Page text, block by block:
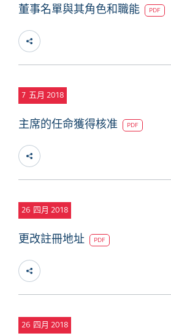
董事名單與其角色和職能 PDF
7 五月 2018
主席的任命獲得核准 PDF
26 四月 2018
更改註冊地址 PDF
26 四月 2018